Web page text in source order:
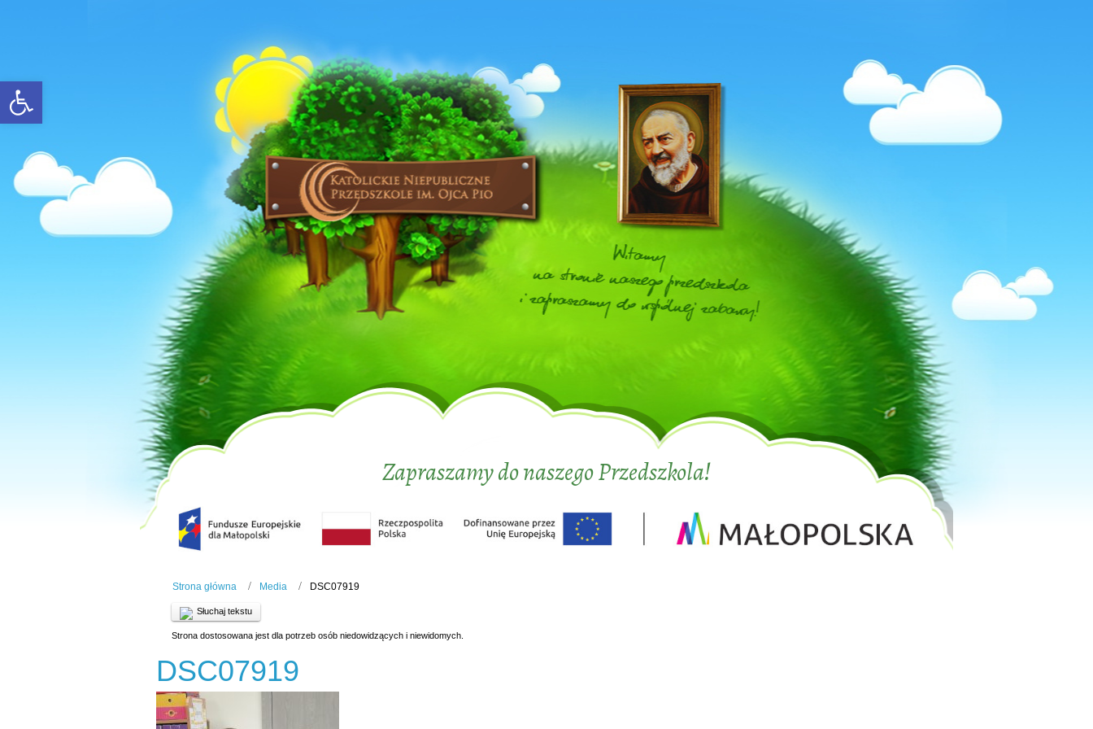
Open toolbar
Zapraszamy do naszego Przedszkola!
Strona główna Media DSC07919
Słuchaj tekstu
Strona dostosowana jest dla potrzeb osób niedowidzących i niewidomych.
DSC07919